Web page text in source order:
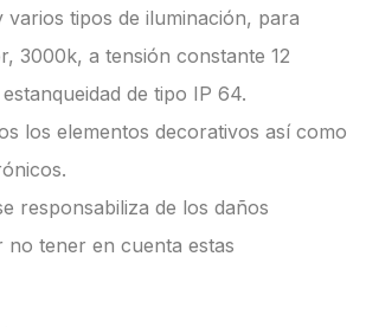
varios tipos de iluminación, para
3000k, a tensión constante 12
de tipo IP 64.
los elementos decorativos así como
responsabiliza de los daños
no tener en cuenta estas